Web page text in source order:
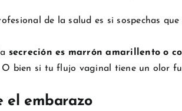
de la salud es si sospechas que
secreción es marrón amarillento o
bien si tu flujo vaginal tiene un olor
el embarazo